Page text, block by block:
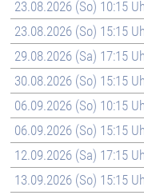
23.08.2026 (So) 10:15
23.08.2026 (So) 15:15
29.08.2026 (Sa) 17:15
30.08.2026 (So) 15:15
06.09.2026 (So) 10:15
06.09.2026 (So) 15:15
12.09.2026 (Sa) 17:15
13.09.2026 (So) 15:15